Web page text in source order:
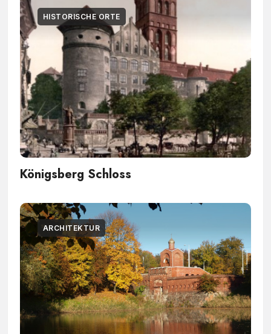
HISTORISCHE ORTE
Königsberg Schloss
ARCHITEKTUR